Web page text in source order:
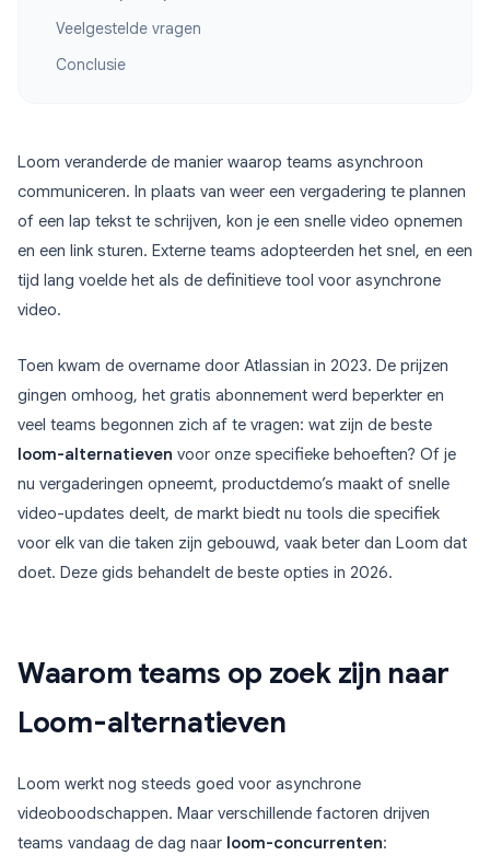
Veelgestelde vragen
Conclusie
Loom veranderde de manier waarop teams asynchroon
communiceren. In plaats van weer een vergadering te plannen
of een lap tekst te schrijven, kon je een snelle video opnemen
en een link sturen. Externe teams adopteerden het snel, en een
tijd lang voelde het als de definitieve tool voor asynchrone
video.
Toen kwam de overname door Atlassian in 2023. De prijzen
gingen omhoog, het gratis abonnement werd beperkter en
veel teams begonnen zich af te vragen: wat zijn de beste
loom-alternatieven voor onze specifieke behoeften? Of je
nu vergaderingen opneemt, productdemo’s maakt of snelle
video-updates deelt, de markt biedt nu tools die specifiek
voor elk van die taken zijn gebouwd, vaak beter dan Loom dat
doet. Deze gids behandelt de beste opties in 2026.
Waarom teams op zoek zijn naar
Loom-alternatieven
Loom werkt nog steeds goed voor asynchrone
videoboodschappen. Maar verschillende factoren drijven
teams vandaag de dag naar loom-concurrenten: